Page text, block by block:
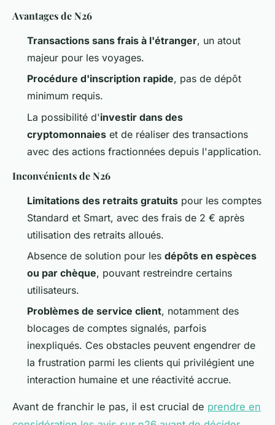
Avantages de N26
Transactions sans frais à l'étranger, un atout
majeur pour les voyages.
Procédure d'inscription rapide, pas de dépôt
minimum requis.
La possibilité d'investir dans des
cryptomonnaies et de réaliser des transactions
avec des actions fractionnées depuis l'application.
Inconvénients de N26
Limitations des retraits gratuits pour les comptes
Standard et Smart, avec des frais de 2 € après
utilisation des retraits alloués.
Absence de solution pour les dépôts en espèces
ou par chèque, pouvant restreindre certains
utilisateurs.
Problèmes de service client, notamment des
blocages de comptes signalés, parfois
inexpliqués. Ces obstacles peuvent engendrer de
la frustration parmi les clients qui privilégient une
interaction humaine et une réactivité accrue.
Avant de franchir le pas, il est crucial de prendre en